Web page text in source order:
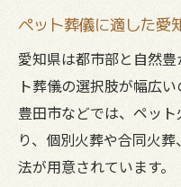
口コミを活用
と体験談
イングリッシュコ
いなく見送る準備
ペット葬儀前
ペット葬儀に適した愛
愛知県は都市部と自然
ト葬儀の選択肢が幅広
豊田市などでは、ペッ
り、個別火葬や合同火
法が用意されています。